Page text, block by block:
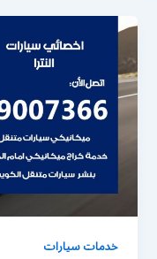
خدمات سيارات